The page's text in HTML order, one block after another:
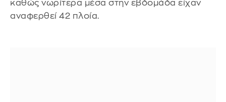
καθώς νωρίτερα μέσα στην εβδομάδα είχαν
αναφερθεί 42 πλοία.